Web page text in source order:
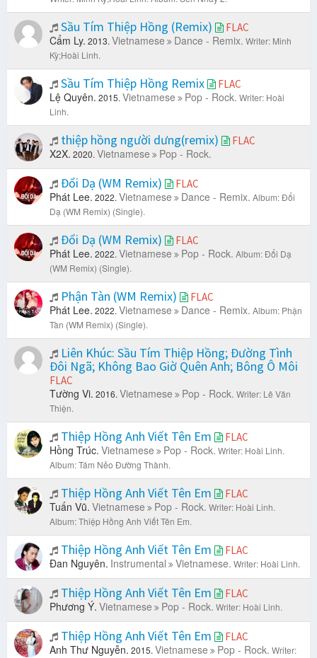
Sầu Tím Thiệp Hồng (Remix) FLAC
Cẩm Ly. 2013. Vietnamese Dance - Remix. Writer: Minh
Kỳ;Hoài Linh.
Sầu Tím Thiệp Hồng Remix FLAC
Lệ Quyên. 2015. Vietnamese Pop - Rock. Writer: Hoài
Linh.
thiệp hồng người dưng(remix) FLAC
X2X. 2020. Vietnamese Pop - Rock.
Đổi Dạ (WM Remix) FLAC
Phát Lee. 2022. Vietnamese Dance - Remix. Album: Đổi
Dạ (WM Remix) (Single).
Đổi Dạ (WM Remix) FLAC
Phát Lee. 2022. Vietnamese Pop - Rock. Album: Đổi Dạ
(WM Remix) (Single).
Phận Tàn (WM Remix) FLAC
Phát Lee. 2022. Vietnamese Dance - Remix. Album: Phận
Tàn (WM Remix) (Single).
Liên Khúc: Sầu Tím Thiệp Hồng; Đường Tình
Đôi Ngã; Không Bao Giờ Quên Anh; Bông Ô Môi
FLAC
Tường Vi. 2016. Vietnamese Pop - Rock. Writer: Lê Văn
Thiện.
Thiệp Hồng Anh Viết Tên Em FLAC
Hồng Trúc. Vietnamese Pop - Rock. Writer: Hoài Linh.
Album: Tám Nẻo Đường Thành.
Thiệp Hồng Anh Viết Tên Em FLAC
Tuấn Vũ. Vietnamese Pop - Rock. Writer: Hoài Linh.
Album: Thiệp Hồng Anh Viết Tên Em.
Thiệp Hồng Anh Viết Tên Em FLAC
Đan Nguyên. Instrumental Vietnamese. Writer: Hoài Linh.
Thiệp Hồng Anh Viết Tên Em FLAC
Phương Ý. Vietnamese Pop - Rock. Writer: Hoài Linh.
Thiệp Hồng Anh Viết Tên Em FLAC
Anh Thư Nguyễn. 2015. Vietnamese Pop - Rock. Writer: